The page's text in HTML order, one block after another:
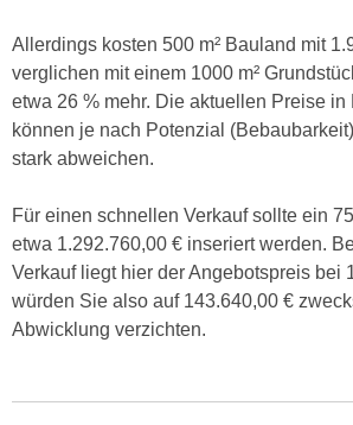
Allerdings kosten 500 m² Bauland mit
verglichen mit einem 1000 m²
etwa 26 % mehr. Die aktuellen Preise
können je nach Potenzial
stark abweichen.
Für einen schnellen Verkauf sollte ein
etwa 1.292.760,00 € inseriert werden.
Verkauf liegt hier der Angebotspreis bei
würden Sie also auf 143.640,00 €
Abwicklung verzichten.